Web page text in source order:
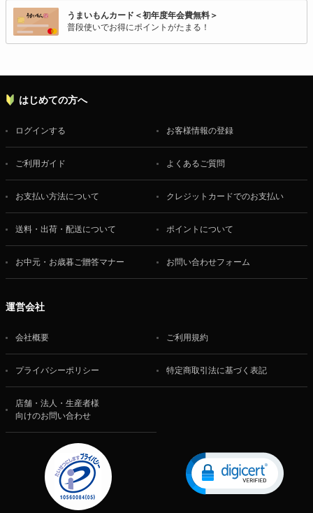
うまいもんカード＜初年度年会費無料＞
普段使いでお得にポイントがたまる！
はじめての方へ
ログインする お客様情報の登録
ご利用ガイド よくあるご質問
お支払い方法について クレジットカードでのお支払い
送料・出荷・配送について ポイントについて
お中元・お歳暮ご贈答マナー お問い合わせフォーム
運営会社
会社概要 ご利用規約
プライバシーポリシー 特定商取引法に基づく表記
店舗・法人・生産者様
向けのお問い合わせ